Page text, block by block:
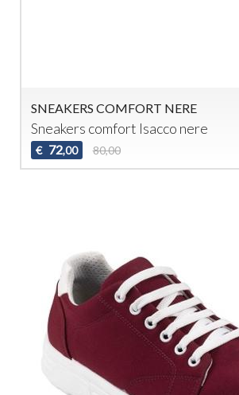
SNEAKERS COMFORT NERE
Sneakers comfort Isacco nere
€ 72,00 80,00